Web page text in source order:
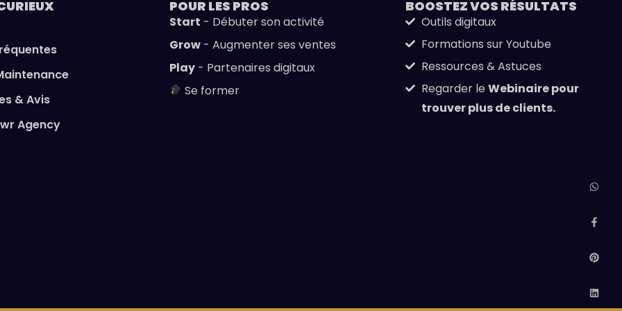
& Avis
POUR LESPROS
Start - Débuter son activité
Grow- Augmenter ses ventes
Play- Partenaires digitaux
BOOSTEZ VOS
Outils digitaux
Formations sur Youtube
Ressources & Astuces
Regarder leWebinaire pour